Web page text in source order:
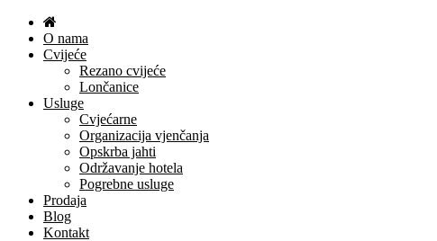
O nama
Cvijeće
Rezano cvijeće
Lončanice
Usluge
Cvjećarne
Organizacija vjenčanja
Opskrba jahti
Održavanje hotela
Pogrebne usluge
Prodaja
Blog
Kontakt